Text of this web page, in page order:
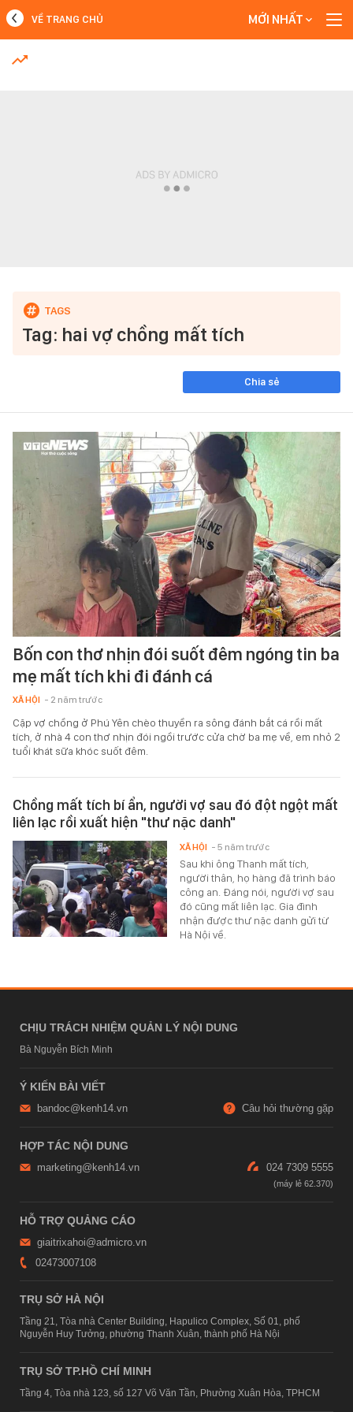
MỚI NHẤT
VỀ TRANG CHỦ MỚI NHẤT
Tag: hai vợ chồng mất tích
Chia sẻ
Bốn con thơ nhịn đói suốt đêm ngóng tin ba
mẹ mất tích khi đi đánh cá
XÃ HỘI - 2 năm trước
Cặp vợ chồng ở Phú Yên chèo thuyền ra sông đánh bắt cá rồi mất
tích, ở nhà 4 con thơ nhịn đói ngồi trước cửa chờ ba mẹ về, em nhỏ 2
tuổi khát sữa khóc suốt đêm.
Chồng mất tích bí ẩn, người vợ sau đó đột ngột mất
liên lạc rồi xuất hiện "thư nặc danh"
Sau khi ông Thanh mất tích,
người thân, họ hàng đã trình báo
công an. Đáng nói, người vợ sau
đó cũng mất liên lạc. Gia đình
nhận được thư nặc danh gửi từ
Hà Nội về.
XÃ HỘI - 5 năm trước
CHỊU TRÁCH NHIỆM QUẢN LÝ NỘI DUNG
Bà Nguyễn Bích Minh
Ý KIẾN BÀI VIẾT
bandoc@kenh14.vn Câu hỏi thường gặp
HỢP TÁC NỘI DUNG
marketing@kenh14.vn 024 7309 5555
HỖ TRỢ QUẢNG CÁO
giaitrixahoi@admicro.vn
02473007108
TRỤ SỞ HÀ NỘI
Tầng 21, Tòa nhà Center Building, Hapulico Complex, Số 01, phố
Nguyễn Huy Tưởng, phường Thanh Xuân, thành phố Hà Nội
TRỤ SỞ TP.HỒ CHÍ MINH
Tầng 4, Tòa nhà 123, số 127 Võ Văn Tần, Phường Xuân Hòa, TPHCM